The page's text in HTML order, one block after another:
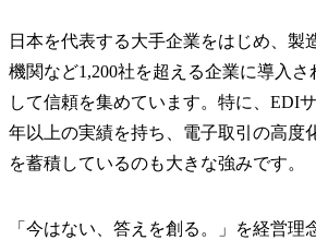
日本を代表する大手企業をはじめ、製
機関など1,200社を超える企業に導入さ
して信頼を集めています。特に、EDI
年以上の実績を持ち、電子取引の高度
を蓄積しているのも大きな強みです。
「今はない、答えを創る。」を経営理